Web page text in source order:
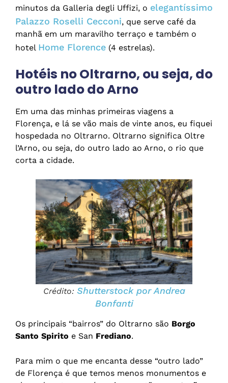
minutos da Galleria degli Uffizi, o elegantíssimo
Palazzo Roselli Cecconi, que serve café da
manhã em um maravilho terraço e também o
hotel Home Florence (4 estrelas).
Hotéis no Oltrarno, ou seja, do
outro lado do Arno
Em uma das minhas primeiras viagens a
Florença, e lá se vão mais de vinte anos, eu fiquei
hospedada no Oltrarno. Oltrarno significa Oltre
l’Arno, ou seja, do outro lado ao Arno, o rio que
corta a cidade.
Crédito: Shutterstock por Andrea
Bonfanti
Os principais “bairros” do Oltrarno são Borgo
Santo Spirito e San Frediano.
Para mim o que me encanta desse “outro lado”
de Florença é que temos menos monumentos e